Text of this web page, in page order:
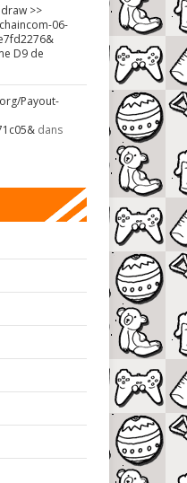
>>
06-
D9 de
Payout-
dans